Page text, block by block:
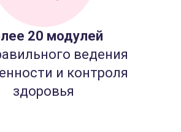
20 модулей
ведения
и контроля
здоровья